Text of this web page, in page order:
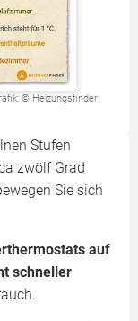
© Heizungsfinder
Stufen
zwölf Grad
Sie sich
auf
schneller